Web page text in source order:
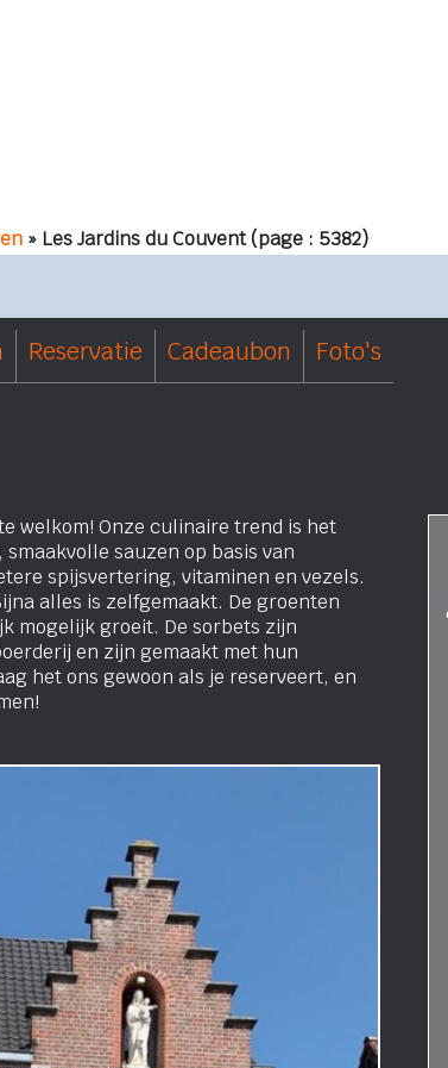
» Les Jardins du Couvent(page : 5382)
Reservatie Cadeaubon Foto's
welkom! Onze culinaire trend is het
sauzen op basis van
spijsvertering, vitaminen en vezels.
alles is zelfgemaakt. De groenten
mogelijk groeit. De sorbets zijn
en zijn gemaakt met hun
het ons gewoon als je reserveert, en